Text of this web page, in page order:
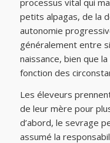
processus vital qui
petits alpagas, de la
autonomie
généralement entre
naissance, bien que
fonction des
Les éleveurs
de leur mère pour
d’abord, le sevrage
assumé la